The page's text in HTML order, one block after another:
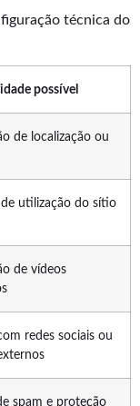
técnica do
possível
de localização ou
utilização do sítio
de vídeos
redes sociais ou
spam e proteção